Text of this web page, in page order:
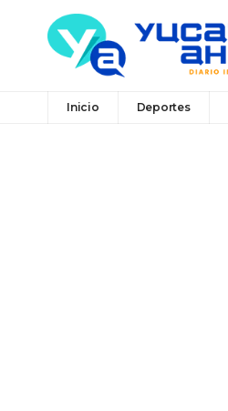
Inicio Deportes